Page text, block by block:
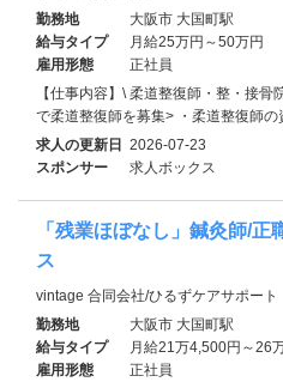
勤務地
大阪市 大国町駅
給与タイプ
月給25万円～50万円
雇用形態
正社員
【仕事内容】\ 柔道整復師・整・接
で柔道整復師を募集> ・柔道整復師の
求人の更新日 2026-07-23
スポンサー
求人ボックス
「残業ほぼなし」鍼灸師/
ス
vintage 合同会社/ひるずケアサポート
勤務地
大阪市 大国町駅
給与タイプ
月給21万4,500円～26
雇用形態
正社員